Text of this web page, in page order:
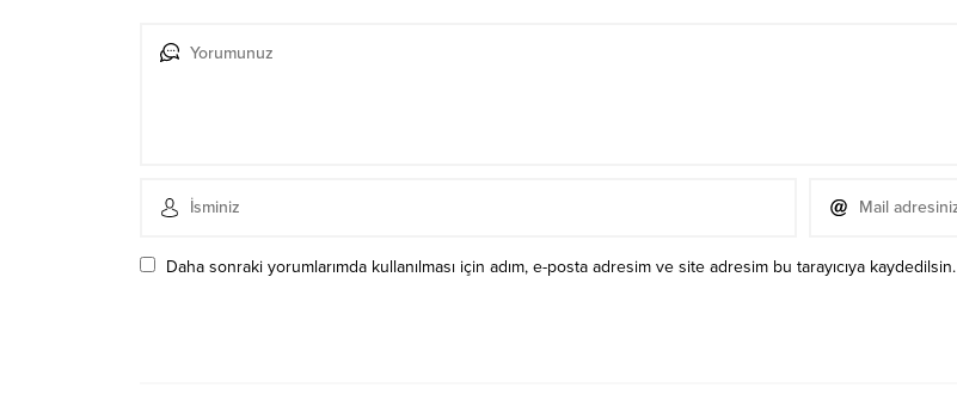
Daha sonraki yorumlarımda kullanılması için adım, e-posta adresim ve site adresim bu tarayıcıya kaydedilsin.